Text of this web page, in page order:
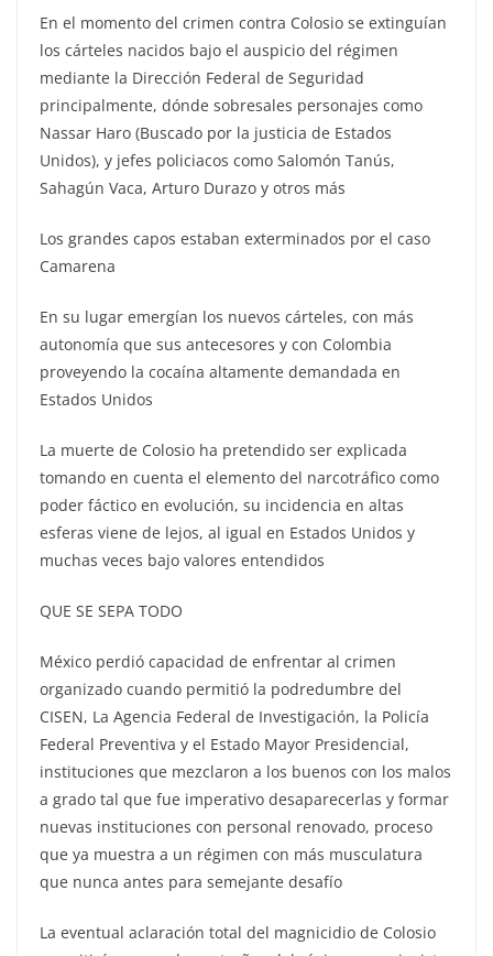
En el momento del crimen contra Colosio se extinguían
los cárteles nacidos bajo el auspicio del régimen
mediante la Dirección Federal de Seguridad
principalmente, dónde sobresales personajes como
Nassar Haro (Buscado por la justicia de Estados
Unidos), y jefes policiacos como Salomón Tanús,
Sahagún Vaca, Arturo Durazo y otros más
Los grandes capos estaban exterminados por el caso
Camarena
En su lugar emergían los nuevos cárteles, con más
autonomía que sus antecesores y con Colombia
proveyendo la cocaína altamente demandada en
Estados Unidos
La muerte de Colosio ha pretendido ser explicada
tomando en cuenta el elemento del narcotráfico como
poder fáctico en evolución, su incidencia en altas
esferas viene de lejos, al igual en Estados Unidos y
muchas veces bajo valores entendidos
QUE SE SEPA TODO
México perdió capacidad de enfrentar al crimen
organizado cuando permitió la podredumbre del
CISEN, La Agencia Federal de Investigación, la Policía
Federal Preventiva y el Estado Mayor Presidencial,
instituciones que mezclaron a los buenos con los malos
a grado tal que fue imperativo desaparecerlas y formar
nuevas instituciones con personal renovado, proceso
que ya muestra a un régimen con más musculatura
que nunca antes para semejante desafío
La eventual aclaración total del magnicidio de Colosio